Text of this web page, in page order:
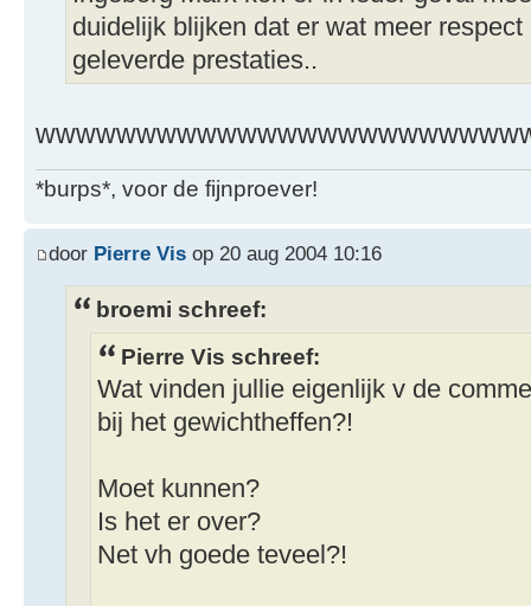
duidelijk blijken dat er wat meer
geleverde prestaties..
*burps*, voor de fijnproever!
door Pierre Vis op 20 aug 2004 10:16
broemi schreef:
Pierre Vis schreef:
Wat vinden jullie eigenlijk v de
bij het gewichtheffen?!
Moet kunnen?
Is het er over?
Net vh goede teveel?!